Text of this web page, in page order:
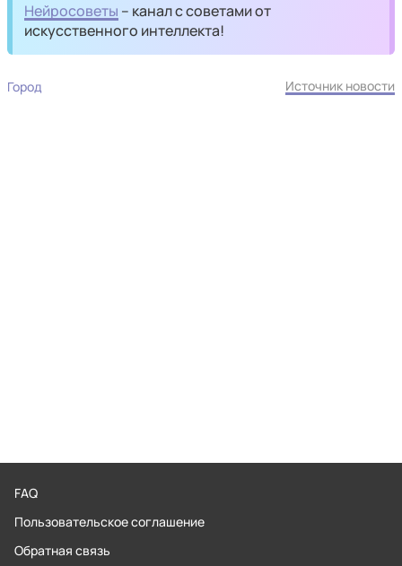
Нейросоветы – канал с советами от
искусственного интеллекта!
Город Источник новости
FAQ
Пользовательское соглашение
Обратная связь